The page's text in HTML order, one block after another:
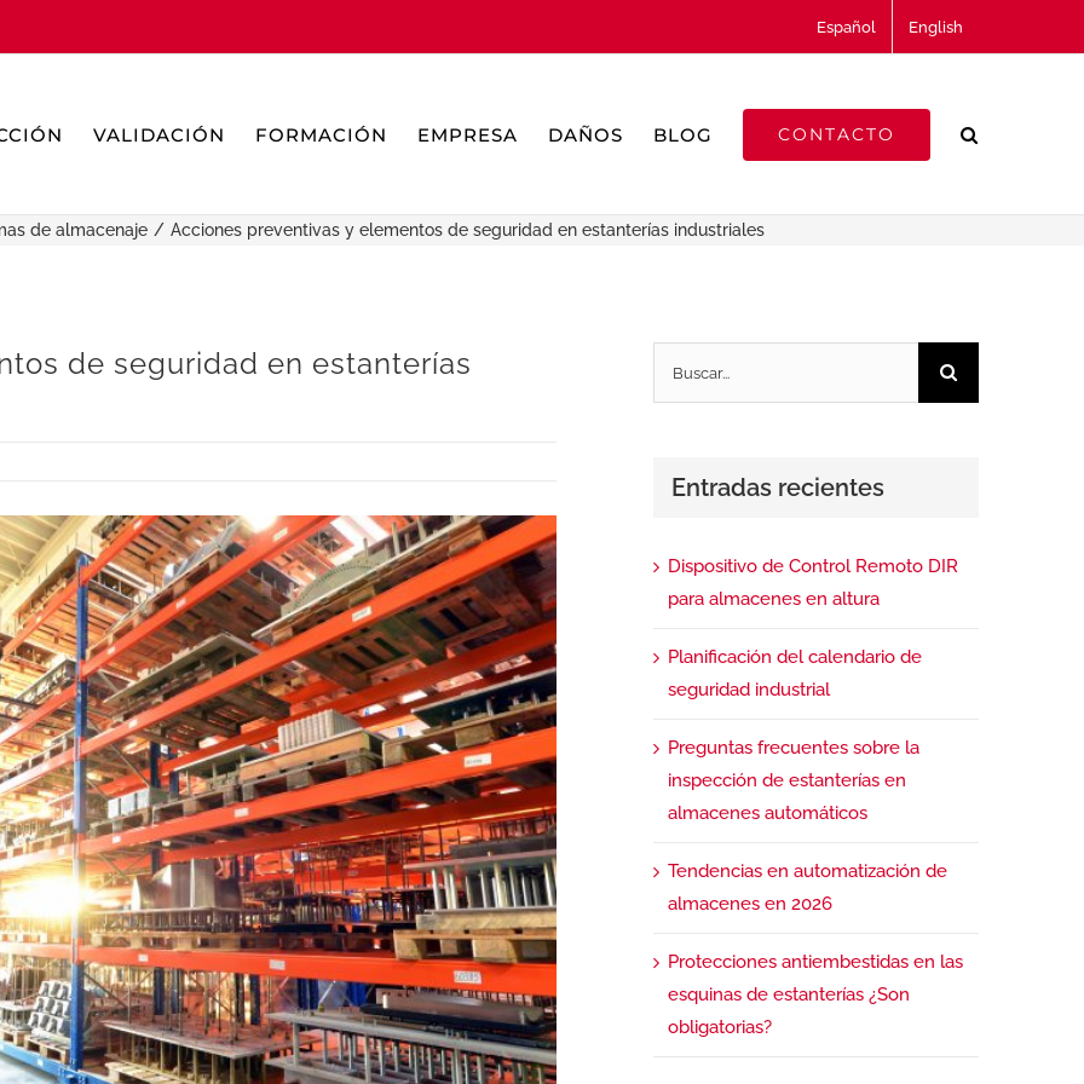
Español English
VALIDACIÓN FORMACIÓN EMPRESA DAÑOS BLOG CONTACTO
de almacenaje Acciones preventivas y elementos de seguridad en estanterías industriales
de seguridad en estanterías
Entradas recientes
Dispositivo de Control Remoto DIR
para almacenes en altura
Planificación del calendario de
seguridad industrial
Preguntas frecuentes sobre la
inspección de estanterías en
almacenes automáticos
Tendencias en automatización de
almacenes en 2026
Protecciones antiembestidas en las
esquinas de estanterías ¿Son
obligatorias?